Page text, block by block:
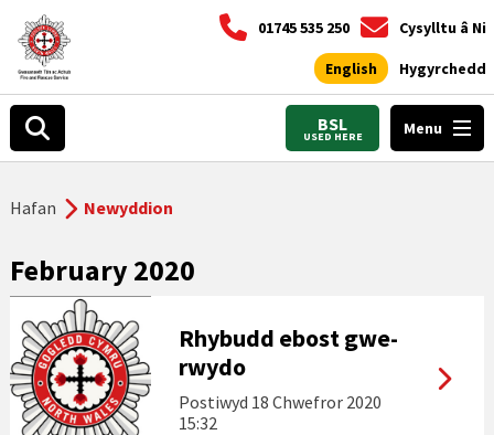
01745 535 250 Cysylltu â Ni
English Hygyrchedd
BSL
USED HERE Menu
Hafan Newyddion
February 2020
Rhybudd ebost gwe-
rwydo
Postiwyd 18 Chwefror 2020
15:32